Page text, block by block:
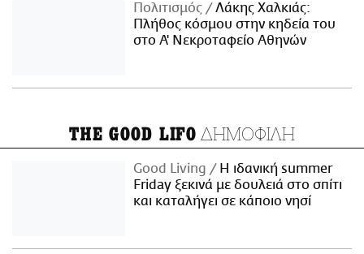
Πολιτισμός
Λάκης Χαλκιάς:
Πλήθος κόσμου στην κηδεία του
στο Α' Νεκροταφείο Αθηνών
THE GOOD LIFO ΔΗΜΟΦΙΛΗ
Good Living
Η ιδανική summer
Friday ξεκινά με δουλειά στο σπίτι
και καταλήγει σε κάποιο νησί